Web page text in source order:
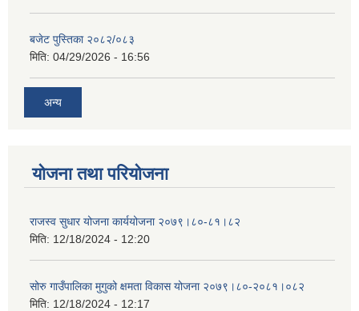
बजेट पुस्तिका २०८२/०८३
मिति: 04/29/2026 - 16:56
अन्य
योजना तथा परियोजना
राजस्व सुधार योजना कार्ययोजना २०७९।८०-८१।८२
मिति: 12/18/2024 - 12:20
सोरु गाउँपालिका मुगुको क्षमता विकास योजना २०७९।८०-२०८१।०८२
मिति: 12/18/2024 - 12:17